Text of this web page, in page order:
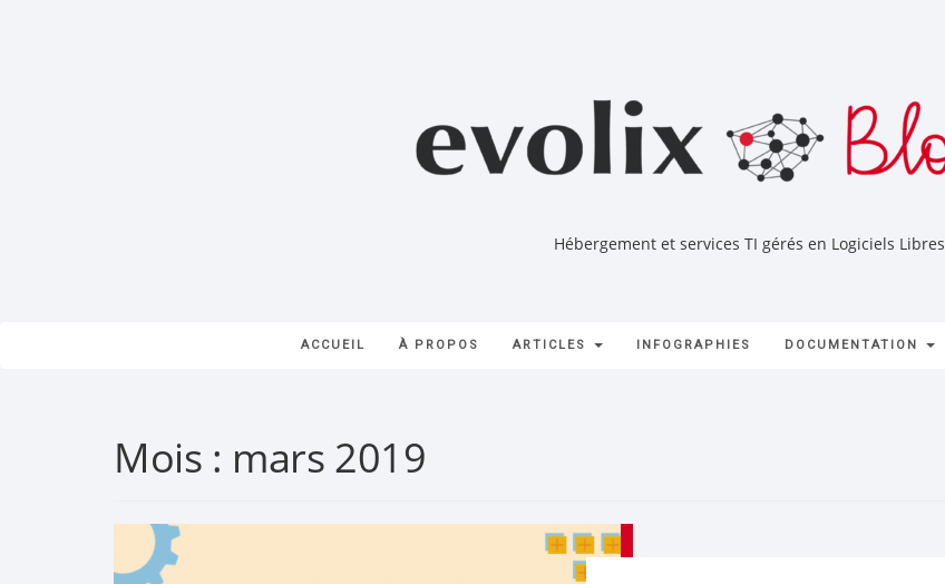
Hébergement et services TI gérés en Logiciels Libres
ACCUEIL À PROPOS ARTICLES INFOGRAPHIES DOCUMENTATION
Mois : mars 2019